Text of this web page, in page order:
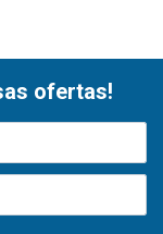
ofertas!